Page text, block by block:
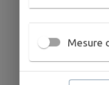
Mesure